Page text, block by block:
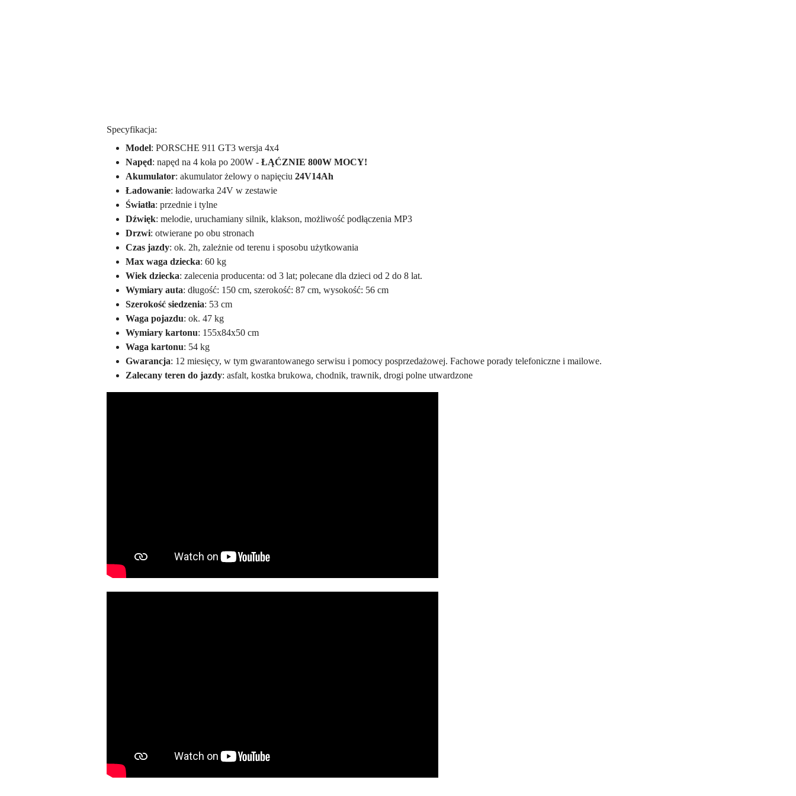
Specyfikacja:
Model: PORSCHE 911 GT3 wersja 4x4
Napęd: napęd na 4 koła po 200W - ŁĄĆZNIE 800W MOCY!
Akumulator: akumulator żelowy o napięciu 24V14Ah
Ładowanie: ładowarka 24V w zestawie
Światła: przednie i tylne
Dźwięk: melodie, uruchamiany silnik, klakson, możliwość podłączenia MP3
Drzwi: otwierane po obu stronach
Czas jazdy: ok. 2h, zależnie od terenu i sposobu użytkowania
Max waga dziecka: 60 kg
Wiek dziecka: zalecenia producenta: od 3 lat; polecane dla dzieci od 2 do 8 lat.
Wymiary auta: długość: 150 cm, szerokość: 87 cm, wysokość: 56 cm
Szerokość siedzenia: 53 cm
Waga pojazdu: ok. 47 kg
Wymiary kartonu: 155x84x50 cm
Waga kartonu: 54 kg
Gwarancja: 12 miesięcy, w tym gwarantowanego serwisu i pomocy posprzedażowej. Fachowe porady telefoniczne i mailowe.
Zalecany teren do jazdy: asfalt, kostka brukowa, chodnik, trawnik, drogi polne utwardzone